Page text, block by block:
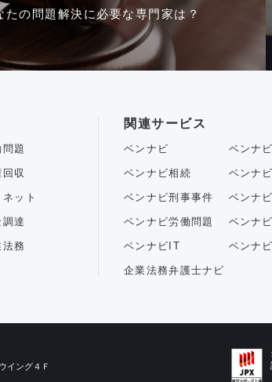
たの問題解決に必要な専門家は？
題
収
ネット
調達
法務
関連サービス
ベンナビ ベンナ
ベンナビ相続 ベンナ
ベンナビ刑事事件 ベンナ
ベンナビ労働問題 ベンナ
ベンナビIT ベンナ
企業法務弁護士ナビ
イング４Ｆ